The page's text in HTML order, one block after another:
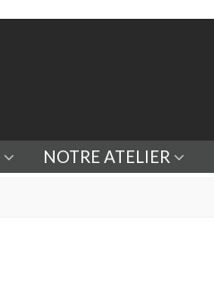
NOTRE ATELIER